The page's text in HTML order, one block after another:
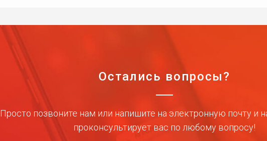
Остались вопросы?
Просто позвоните нам или напишите на электронную почту и
проконсультирует вас по любому вопросу!